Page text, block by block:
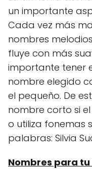
un importante
Cada vez más
nombres
fluye con más
importante tener
nombre elegido
el pequeño. De
nombre corto si
o utiliza fonemas
palabras: Silvia
Nombres para tu